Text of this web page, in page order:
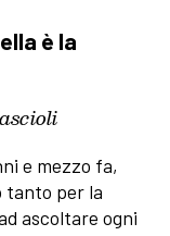
è la
e mezzo fa,
tanto per la
ascoltare ogni